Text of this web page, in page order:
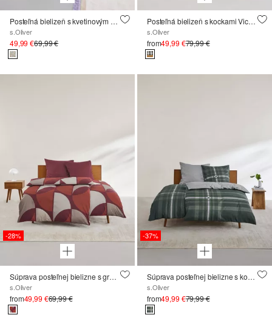
Posteľná bielizeň s kvetinovým vzorom
s.Oliver
49,99 €69,99 €
Posteľná bielizeň s kockami Vichy v súprave
s.Oliver
from49,99 €79,99 €
-28%
Súprava posteľnej bielizne s grafickým vzorom
s.Oliver
from49,99 €69,99 €
-37%
Súprava posteľnej bielizne s kontrolnými údajmi
s.Oliver
from49,99 €79,99 €